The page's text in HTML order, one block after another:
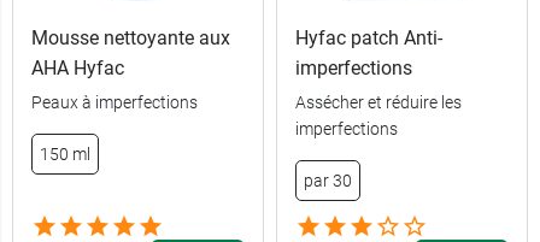
Mousse nettoyante aux
AHA Hyfac
Peaux à imperfections
150 ml
Hyfac patch Anti-
imperfections
Assécher et réduire les
imperfections
par 30